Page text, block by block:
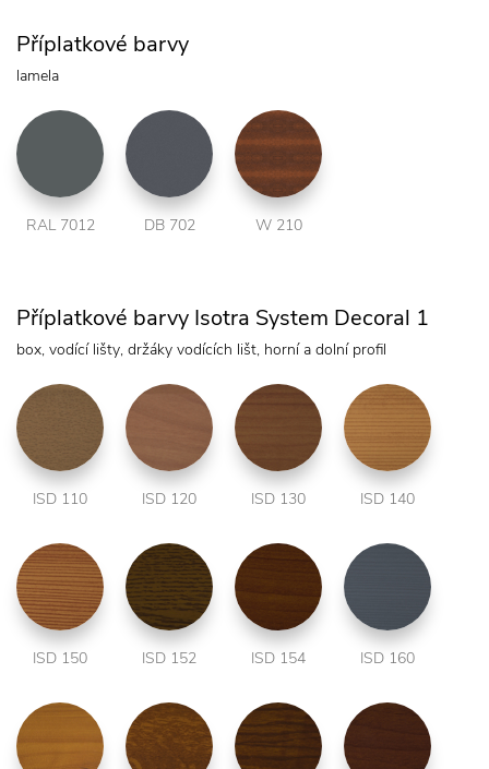
Příplatkové barvy
lamela
RAL 7012 DB 702 W 210
Příplatkové barvy Isotra System Decoral 1
box, vodící lišty, držáky vodících lišt, horní a dolní profil
ISD 110 ISD 120 ISD 130 ISD 140
ISD 150 ISD 152 ISD 154 ISD 160